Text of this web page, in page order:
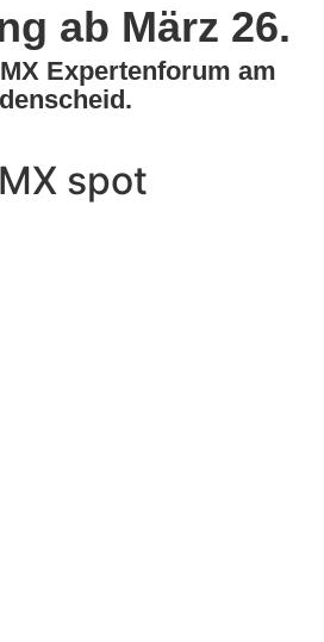
ab März 26.
Expertenforum am
spot